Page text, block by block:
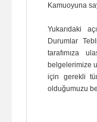
Kamuoyuna
Yukarıdaki
Durumlar
tarafımıza
belgelerimize
için gerekli
olduğumuzu